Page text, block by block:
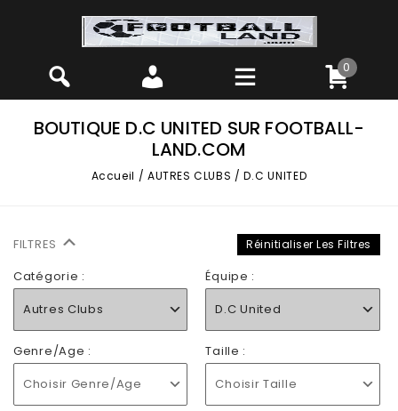
0
BOUTIQUE D.C UNITED SUR FOOTBALL-
LAND.COM
Accueil / AUTRES CLUBS /D.C UNITED
FILTRES Réinitialiser Les Filtres
Catégorie :
Autres Clubs
Équipe :
D.C United
Genre/Age :
Choisir Genre/Age
Taille :
Choisir Taille